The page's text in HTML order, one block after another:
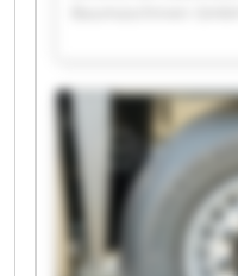
Baumaschinen
Baumaschinen
Baumaschinen
Baumaschinen
Baumaschinen
Baumaschinen
Baumaschinen
Baumaschinen GmbH
Baumaschinen